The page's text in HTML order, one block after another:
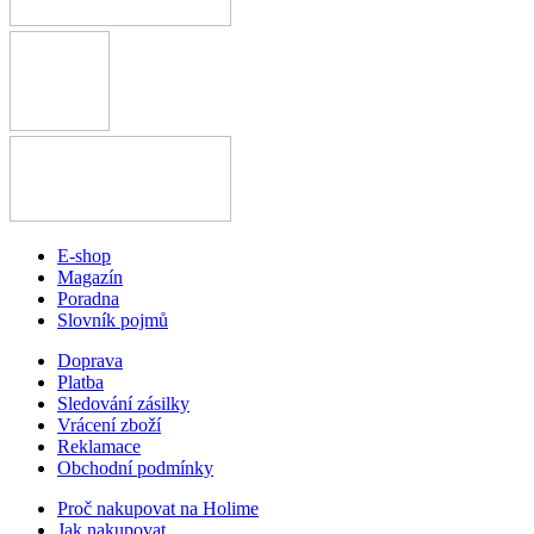
E-shop
Magazín
Poradna
Slovník pojmů
Doprava
Platba
Sledování zásilky
Vrácení zboží
Reklamace
Obchodní podmínky
Proč nakupovat na Holime